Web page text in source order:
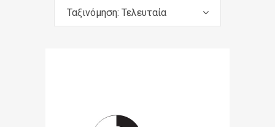
Ταξινόμηση: Τελευταία